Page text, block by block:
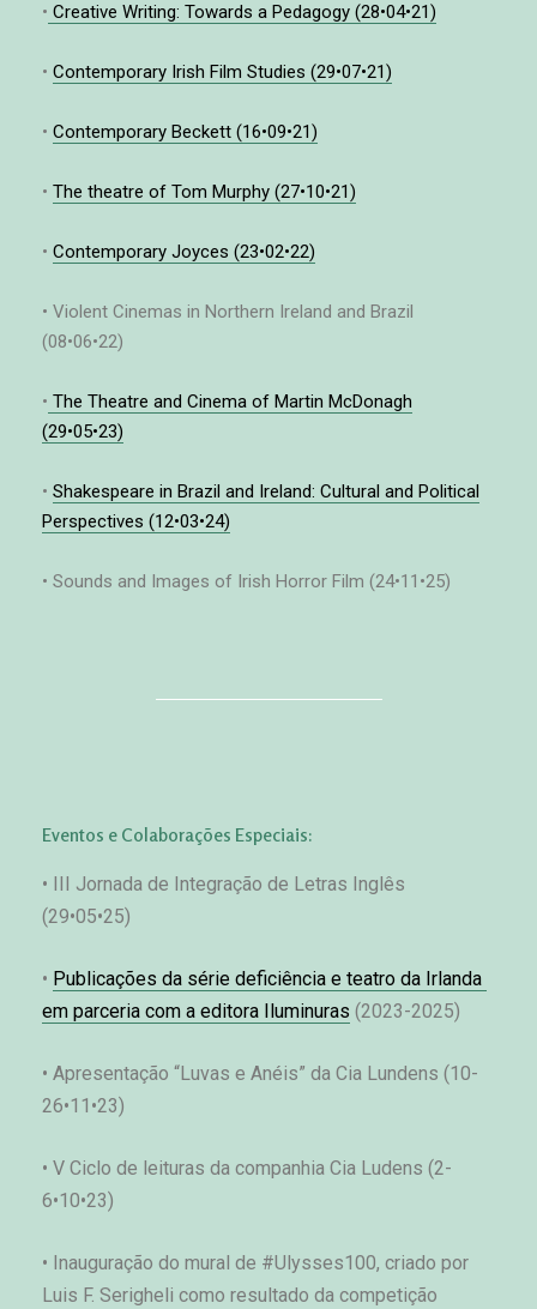
• Creative Writing: Towards a Pedagogy (28•04•21)
• Contemporary Irish Film Studies (29•07•21)
• Contemporary Beckett (16•09•21)
• The theatre of Tom Murphy (27•10•21)
• Contemporary Joyces (23•02•22)
• Violent Cinemas in Northern Ireland and Brazil
(08•06•22)
• The Theatre and Cinema of Martin McDonagh
(29•05•23)
• Shakespeare in Brazil and Ireland: Cultural and Political
Perspectives (12•03•24)
• Sounds and Images of Irish Horror Film (24•11•25)
Eventos e Colaborações Especiais:
• III Jornada de Integração de Letras Inglês
(29•05•25)
• Publicações da série deficiência e teatro da Irlanda
em parceria com a editora Iluminuras (2023-2025)
• Apresentação “Luvas e Anéis” da Cia Lundens (10-
26•11•23)
• V Ciclo de leituras da companhia Cia Ludens (2-
6•10•23)
• Inauguração do mural de #Ulysses100, criado por
Luis F. Serigheli como resultado da competição